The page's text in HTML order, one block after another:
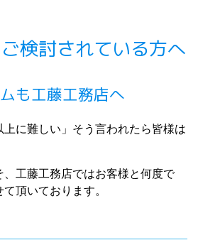
検討されている方へ
も工藤工務店へ
上に難しい」そう言われたら皆様は
工藤工務店ではお客様と何度で
頂いております。